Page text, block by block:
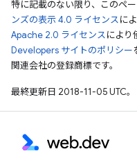
特に記載のない限り、このペ
ンズの表示 4.0 ライセンスに
Apache 2.0 ライセンスにより
Developers サイトのポリシー
関連会社の登録商標です。
最終更新日 2018-11-05 UTC。